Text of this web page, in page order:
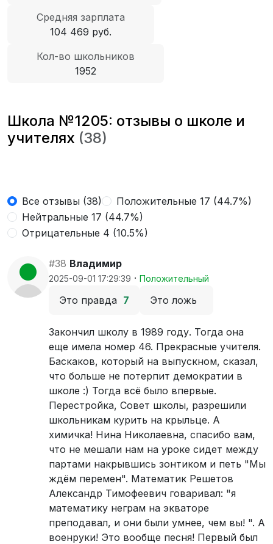
Средняя зарплата
104 469 руб.
Кол-во школьников
1952
Школа №1205: отзывы о школе и
учителях (38)
Все отзывы (38)
Положительные 17 (44.7%)
Нейтральные 17 (44.7%)
Отрицательные 4 (10.5%)
#38 Владимир
2025-09-01 17:29:39 · Положительный
Это правда 7 Это ложь
Закончил школу в 1989 году. Тогда она
еще имела номер 46. Прекрасные учителя.
Баскаков, который на выпускном, сказал,
что больше не потерпит демократии в
школе :) Тогда всё было впервые.
Перестройка, Совет школы, разрешили
школьникам курить на крыльце. А
химичка! Нина Николаевна, спасибо вам,
что не мешали нам на уроке сидет между
партами накрывшись зонтиком и петь "Мы
ждём перемен". Математик Решетов
Александр Тимофеевич говаривал: "я
математику неграм на экваторе
преподавал, и они были умнее, чем вы! ". А
военруки! Это вообще песня! Первый был